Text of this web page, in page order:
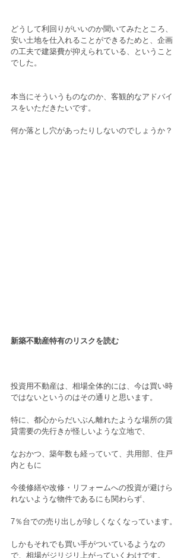
どうして利回りがいいのか聞いてみたところ、
安い土地を仕入れることができるためと、企画
の工夫で建築費が抑えられている、ということ
でした。
本当にそういうものなのか、客観的なアドバイ
スをいただきたいです。
何か落とし穴があったりしないのでしょうか？
新築不動産特有のリスクを読む
投資用不動産は、相場全体的には、今は買い時
ではないというのはその通りと思います。
特に、都心からだいぶん離れたような場所の賃
貸需要の先行きが怪しいような立地で、
なおかつ、築年数も経っていて、共用部、住戸
内ともに
今後修繕や改修・リフォームへの投資が避けら
れないような物件であるにも関わらず、
7％台での売り出しが珍しくなくなっています。
しかもそれでも買い手がついているようなの
で、相場がジリジリ上がっていくわけです。